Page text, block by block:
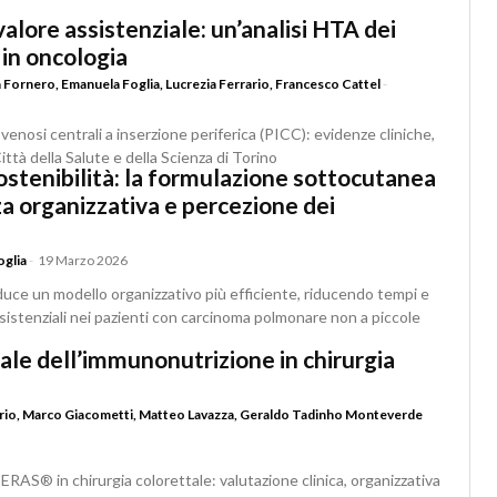
assistenziale: un’analisi HTA dei
oncologia
Fornero, Emanuela Foglia, Lucrezia Ferrario, Francesco Cattel -
centrali a inserzione periferica (PICC): evidenze cliniche,
della Salute e della Scienza di Torino
la formulazione sottocutanea
organizzativa e percezione dei
- 19 Marzo 2026
un modello organizzativo più efficiente, riducendo tempi e
nei pazienti con carcinoma polmonare non a piccole
dell’immunonutrizione in chirurgia
, Marco Giacometti, Matteo Lavazza, Geraldo Tadinho Monteverde
in chirurgia colorettale: valutazione clinica, organizzativa